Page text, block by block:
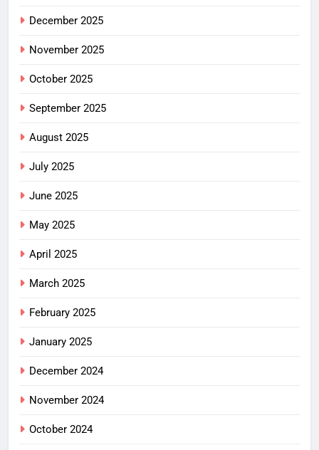
December 2025
November 2025
October 2025
September 2025
August 2025
July 2025
June 2025
May 2025
April 2025
March 2025
February 2025
January 2025
December 2024
November 2024
October 2024